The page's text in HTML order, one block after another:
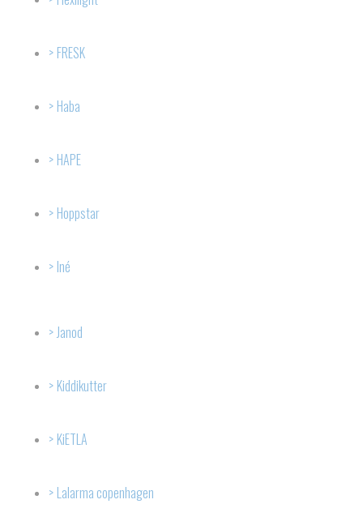
FRESK
Haba
HAPE
Hoppstar
Iné
Janod
Kiddikutter
KiETLA
Lalarma copenhagen